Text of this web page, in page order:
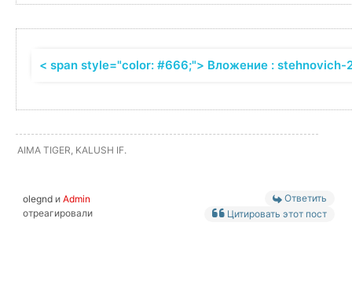
< span style="color: #666;"> Вложение : stehnovich-
AIMA TIGER, KALUSH IF.
olegnd и Admin
отреагировали
Ответить
Цитировать этот пост